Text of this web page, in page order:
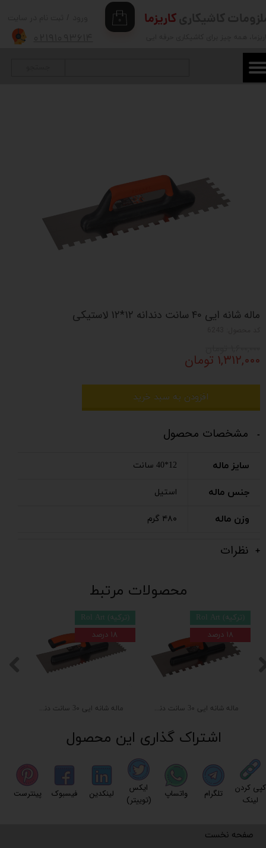
۰
تغییر گذر واژه
سفارشات
کاریزما
ماله شانه ایی ۴۰ سانت دندانه ۱۲*۱۲ لاستیکی
۱,۳۱۲,۰۰۰ تومان
افزودن به سبد خرید
مشخصات محصول
سایز ماله 12*40 سانت
جنس ماله استیل
وزن ماله ۴۸۰ گرم
نظرات
ماله شانه ایی 3۰ سانت دندانه ۶*۶ لاستیکی
(ترکیه) Rol Art
۱۸ درصد
ماله شانه ایی 3۰ سانت دندانه ۱۲*۱۲ لاستیکی
(ترکیه) Rol Art
۱۸ درصد
کپی کردن
لینک
تلگرام واتساپ
ایکس
(توییتر)
لینکدین فیسبوک پینترست
محصولات مرتبط
اشتراک گذاری این محصول
صفحه نخست